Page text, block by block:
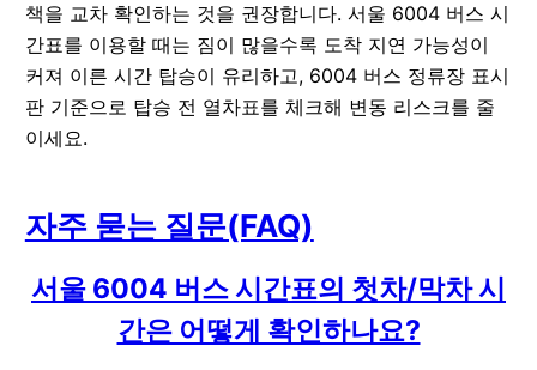
책을 교차 확인하는 것을 권장합니다. 서울 6004 버스 시
간표를 이용할 때는 짐이 많을수록 도착 지연 가능성이
커져 이른 시간 탑승이 유리하고, 6004 버스 정류장 표시
판 기준으로 탑승 전 열차표를 체크해 변동 리스크를 줄
이세요.
자주 묻는 질문(FAQ)
서울 6004 버스 시간표의 첫차/막차 시
간은 어떻게 확인하나요?